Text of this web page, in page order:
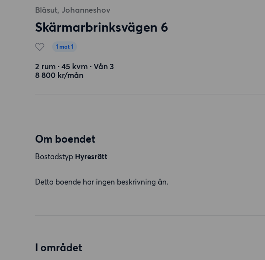
Blåsut, Johanneshov
Skärmarbrinksvägen 6
1 mot 1
2 rum ∙ 45 kvm ∙ Vån 3
8 800 kr/mån
Om boendet
Bostadstyp Hyresrätt
Detta boende har ingen beskrivning än.
I området